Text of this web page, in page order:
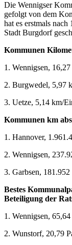
Die Wennigser
gefolgt von dem
hat es erstmals
Stadt Burgdorf
Kommunen
1. Wennigsen,
2. Burgwedel, 5,97
3. Uetze, 5,14 km/
Kommunen km
1. Hannover,
2. Wennigsen,
3. Garbsen, 181.952
Bestes
Beteiligung der
1. Wennigsen,
2. Wunstorf, 20,79